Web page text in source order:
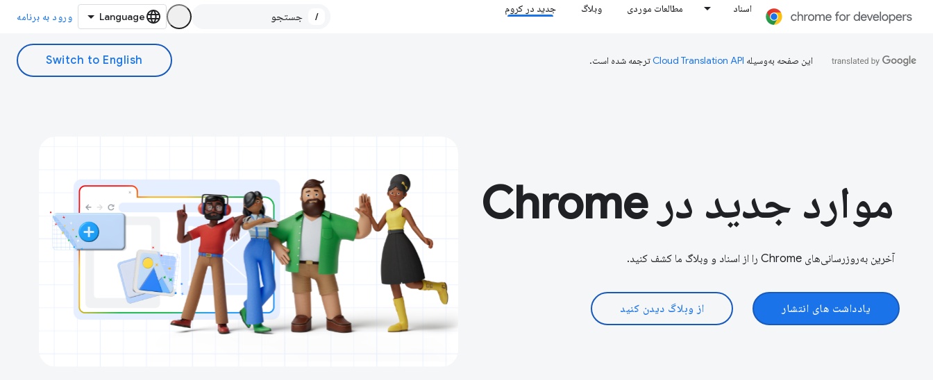
اسناد مطالعات موردی وبلاگ جدید در کروم
/ ورود به برنامه
این صفحه به‌وسیله ترجمه شده است.
موارد جدید در Chrome
آخرین به‌روزرسانی‌های Chrome را از اسناد و وبلاگ ما کشف کنید.
یادداشت های انتشار از وبلاگ دیدن کنید